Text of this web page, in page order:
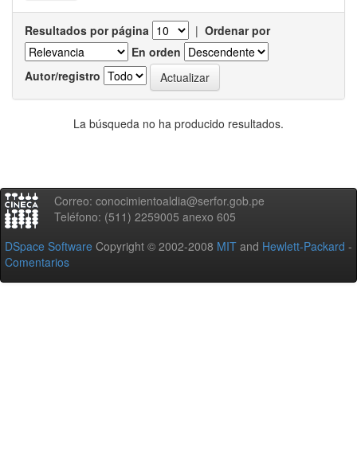
Resultados por página | Ordenar por
En orden
Autor/registro
La búsqueda no ha producido resultados.
Correo: conocimientoaldia@serfor.gob.pe
Teléfono: (511) 2259005 anexo 605
DSpace Software Copyright © 2002-2008 MIT and Hewlett-Packard -
Comentarios